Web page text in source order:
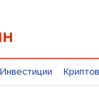
Инвестиции